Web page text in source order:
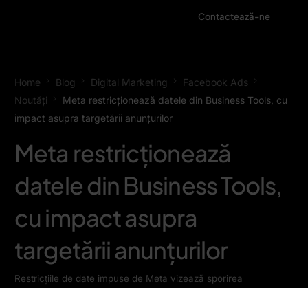
Contactează-ne
Home Blog Digital Marketing
Facebook Ads
Noutăți
Meta restricționează datele din Business Tools, cu
impact asupra targetării anunțurilor
Meta restricționează
datele din Business Tools,
cu impact asupra
targetării anunțurilor
Restricțiile de date impuse de Meta vizează sporirea